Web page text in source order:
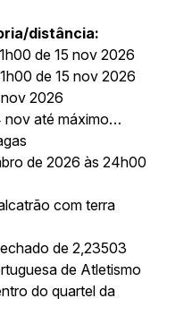
distância:
de 15 nov 2026
de 15 nov 2026
2026
nov até máximo
de 2026 às 24h00
com terra
de 2,23503
de Atletismo
do quartel da